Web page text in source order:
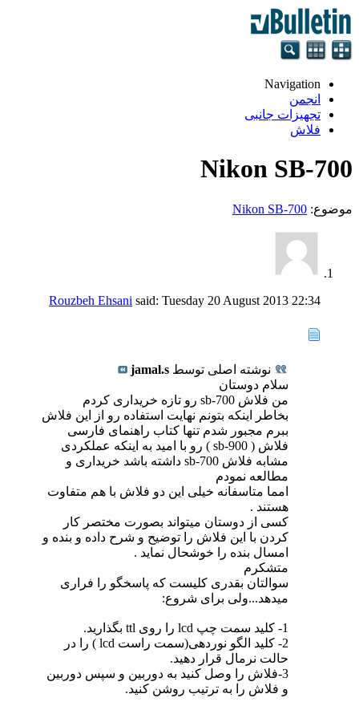
Navigation
انجمن
تجهيزات جانبی
فلاش
Nikon SB-700
موضوع: Nikon SB-700
Rouzbeh Ehsani said: Tuesday 20 August 2013 22:34
نوشته اصلی توسط jamal.s
سلام دوستان
من فلاش sb-700 رو تازه خریداری کردم
بخاطر اینکه بتونم نهایت استفاده رو از این فلاش
ببرم مجبور شدم تنها کتاب راهنمای فارسی
فلاش ( sb-900 ) رو با امید به اینکه عملکردی
مشابه فلاش sb-700 داشته باشد خریداری و
مطالعه نمودم
امما متاسفانه خیلی این دو فلاش با هم متفاوت
هستند .
کسی از دوستان میتواند بصورت مختصر کار
کردن با این فلاش را توضیح و شرح داده و بنده و
امسال بنده را خوشحال نماید .
متشکرم
سوالتان بقدری کلیست که پاسخگو را فراری
میدهد...ولی برای شروع:
1- کلید سمت چپ lcd را روی ttl بگذارید.
2- کلید الگو نوردهی(سمت راست lcd ) را در
حالت نرمال قرار دهید.
3-فلاش را وصل کنید به دوربین و سپس دوربین
و فلاش را به ترتیب روشن کنید.